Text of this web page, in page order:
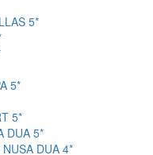
5*
5*
5*
DUA 5*
DUA 4*